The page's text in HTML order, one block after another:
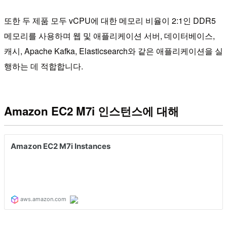
또한 두 제품 모두 vCPU에 대한 메모리 비율이 2:1인 DDR5
메모리를 사용하며 웹 및 애플리케이션 서버, 데이터베이스,
캐시, Apache Kafka, Elasticsearch와 같은 애플리케이션을 실
행하는 데 적합합니다.
Amazon EC2 M7i 인스턴스에 대해